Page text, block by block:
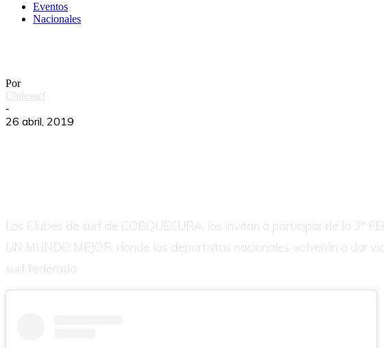
Eventos
Nacionales
Por
Chilesurf
-
26 abril, 2019
Los Clubes de surf de COBQUECURA, los invitan a participar de la 3°
UN MUNDO MEJOR, donde los deportistas nacionales volverán a dar
surf federado.